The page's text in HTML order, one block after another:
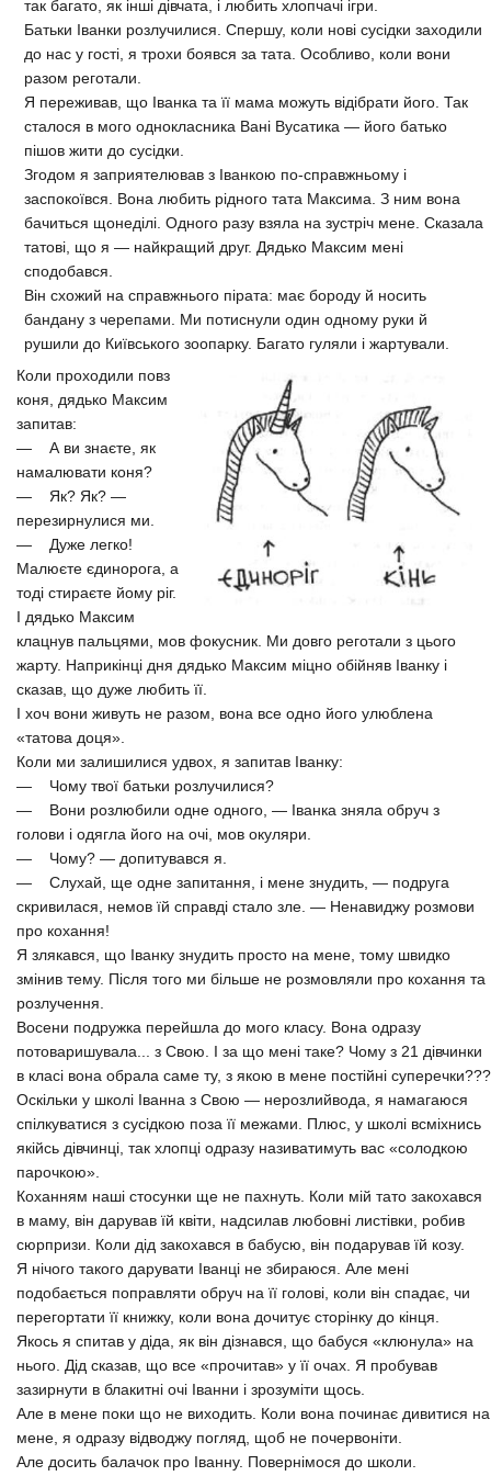
так багато, як інші дівчата, і любить хлопчачі ігри.
Батьки Іванки розлучилися. Спершу, коли нові сусідки заходили
до нас у гості, я трохи боявся за тата. Особливо, коли вони
разом реготали.
Я переживав, що Іванка та її мама можуть відібрати його. Так
сталося в мого однокласника Вані Вусатика — його батько
пішов жити до сусідки.
Згодом я заприятелював з Іванкою по-справжньому і
заспокоївся. Вона любить рідного тата Максима. З ним вона
бачиться щонеділі. Одного разу взяла на зустріч мене. Сказала
татові, що я — найкращий друг. Дядько Максим мені
сподобався.
Він схожий на справжнього пірата: має бороду й носить
бандану з черепами. Ми потиснули один одному руки й
рушили до Київського зоопарку. Багато гуляли і жартували.
Коли проходили повз
коня, дядько Максим
запитав:
— А ви знаєте, як
намалювати коня?
— Як? Як? —
перезирнулися ми.
— Дуже легко!
Малюєте єдинорога, а
тоді стираєте йому ріг.
І дядько Максим
клацнув пальцями, мов фокусник. Ми довго реготали з цього
жарту. Наприкінці дня дядько Максим міцно обійняв Іванку і
сказав, що дуже любить її.
І хоч вони живуть не разом, вона все одно його улюблена
«татова доця».
Коли ми залишилися удвох, я запитав Іванку:
— Чому твої батьки розлучилися?
— Вони розлюбили одне одного, — Іванка зняла обруч з
голови і одягла його на очі, мов окуляри.
— Чому? — допитувався я.
— Слухай, ще одне запитання, і мене знудить, — подруга
скривилася, немов їй справді стало зле. — Ненавиджу розмови
про кохання!
Я злякався, що Іванку знудить просто на мене, тому швидко
змінив тему. Після того ми більше не розмовляли про кохання та
розлучення.
Восени подружка перейшла до мого класу. Вона одразу
потоваришувала... з Свою. І за що мені таке? Чому з 21 дівчинки
в класі вона обрала саме ту, з якою в мене постійні суперечки???
Оскільки у школі Іванна з Свою — нерозлийвода, я намагаюся
спілкуватися з сусідкою поза її межами. Плюс, у школі всміхнись
якійсь дівчинці, так хлопці одразу називатимуть вас «солодкою
парочкою».
Коханням наші стосунки ще не пахнуть. Коли мій тато закохався
в маму, він дарував їй квіти, надсилав любовні листівки, робив
сюрпризи. Коли дід закохався в бабусю, він подарував їй козу.
Я нічого такого дарувати Іванці не збираюся. Але мені
подобається поправляти обруч на її голові, коли він спадає, чи
перегортати її книжку, коли вона дочитує сторінку до кінця.
Якось я спитав у діда, як він дізнався, що бабуся «клюнула» на
нього. Дід сказав, що все «прочитав» у її очах. Я пробував
зазирнути в блакитні очі Іванни і зрозуміти щось.
Але в мене поки що не виходить. Коли вона починає дивитися на
мене, я одразу відводжу погляд, щоб не почервоніти.
Але досить балачок про Іванну. Повернімося до школи.